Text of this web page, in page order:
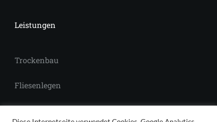
Leistungen
Trockenbau
Fliesenlegen